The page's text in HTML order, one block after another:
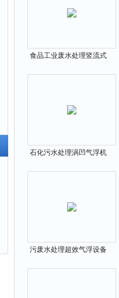
食品工业废水处理竖流式
石化污水处理涡凹气浮机
污废水处理超效气浮设备